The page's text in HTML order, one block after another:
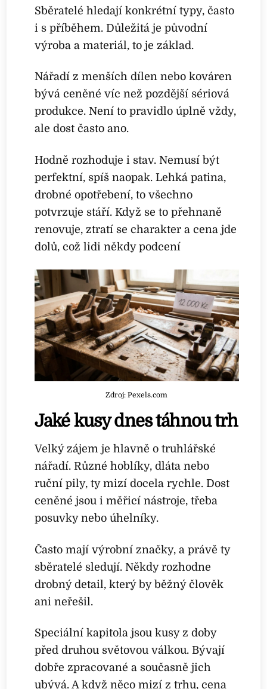
Sběratelé hledají konkrétní typy, často
i s příběhem. Důležitá je původní
výroba a materiál, to je základ.
Nářadí z menších dílen nebo kováren
bývá ceněné víc než pozdější sériová
produkce. Není to pravidlo úplně vždy,
ale dost často ano.
Hodně rozhoduje i stav. Nemusí být
perfektní, spíš naopak. Lehká patina,
drobné opotřebení, to všechno
potvrzuje stáří. Když se to přehnaně
renovuje, ztratí se charakter a cena jde
dolů, což lidi někdy podcení
Zdroj: Pexels.com
Jaké kusy dnes táhnou trh
Velký zájem je hlavně o truhlářské
nářadí. Různé hoblíky, dláta nebo
ruční pily, ty mizí docela rychle. Dost
ceněné jsou i měřicí nástroje, třeba
posuvky nebo úhelníky.
Často mají výrobní značky, a právě ty
sběratelé sledují. Někdy rozhodne
drobný detail, který by běžný člověk
ani neřešil.
Speciální kapitola jsou kusy z doby
před druhou světovou válkou. Bývají
dobře zpracované a současně jich
ubývá. A když něco mizí z trhu, cena